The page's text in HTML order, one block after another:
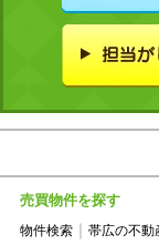
売買物件を探す
物件検索 帯広の不動